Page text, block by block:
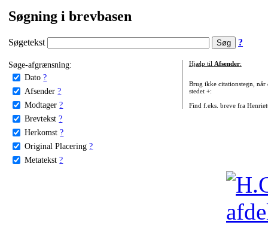
Søgning i brevbasen
Søgetekst ?
Søge-afgrænsning:
Dato ?
Afsender ?
Modtager ?
Brevtekst ?
Herkomst ?
Original Placering ?
Metatekst ?
Hjælp til Afsender:
Brug ikke citationstegn, når
stedet +:
Find f.eks. breve fra